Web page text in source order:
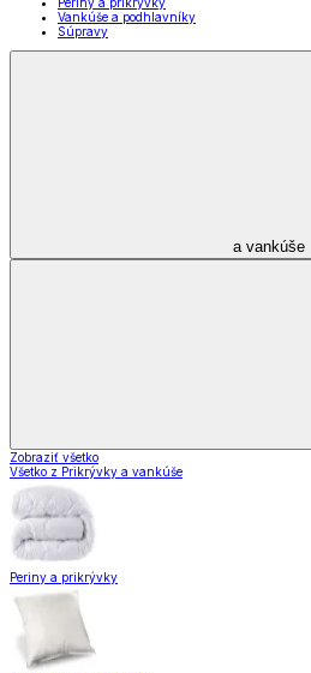
Vankúše a podhlavníky
Súpravy
a vankúše
Zobraziť všetko
Všetko z Prikrývky a vankúše
Periny a prikrývky